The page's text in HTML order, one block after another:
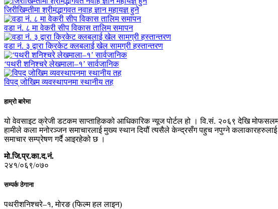
जिरीखिम्तीमा श्रीमद्भागवत नवाह ज्ञान महायज्ञ हुने
वडा नं. ८ मा वेकरी सीप विकास तालिम समापन
वडा नं. ३ द्वारा क्रिकेट क्लबलाई खेल सामग्री हस्तान्तरण
‘पथरी शनिश्चरे लेखमाला–१’ सार्वजानिक
विपद् जोखिम व्यवस्थापनमा स्थानीय तह
हाम्रो बारेमा
यो वेवसाइट क्रेजी डटकम साप्ताहिकको आधिकारिक न्यूज पोर्टल हो । वि.सं. २०६९ देखि
हामीले कला मनोरञ्जन समाचारलाई मुख्य स्थान दियौं त्यसैले केन्द्रसँग पहुच नपुग्ने
समाचार सम्प्रेषण गर्दै आइरहेको छ ।
मो.जि.प्र.का.द.नं.
२४१/०६९/०७०
सम्पर्क ठेगाना
पथरीशनिश्चरे–१, मोरङ (फिल्म हल लाइन)